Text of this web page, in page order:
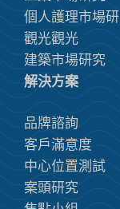
個人護理市場
觀光觀光
建築市場研究
解決方案
品牌諮詢
客戶滿意度
中心位置測試
案頭研究